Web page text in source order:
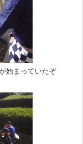
始まっていたぞ